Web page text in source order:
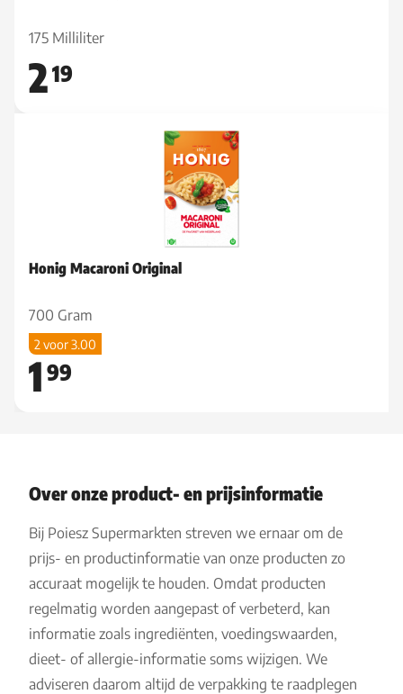
175 Milliliter
219
Honig Macaroni Original
700 Gram
2 voor 3.00
1 99
Over onze product- en prijsinformatie
Bij Poiesz Supermarkten streven we ernaar om de
prijs- en productinformatie van onze producten zo
accuraat mogelijk te houden. Omdat producten
regelmatig worden aangepast of verbeterd, kan
informatie zoals ingrediënten, voedingswaarden,
dieet- of allergie-informatie soms wijzigen. We
adviseren daarom altijd de verpakking te raadplegen